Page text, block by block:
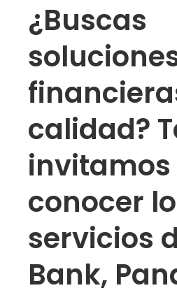
¿Buscas
calidad?
invitamos
conocer
servicios
Bank,